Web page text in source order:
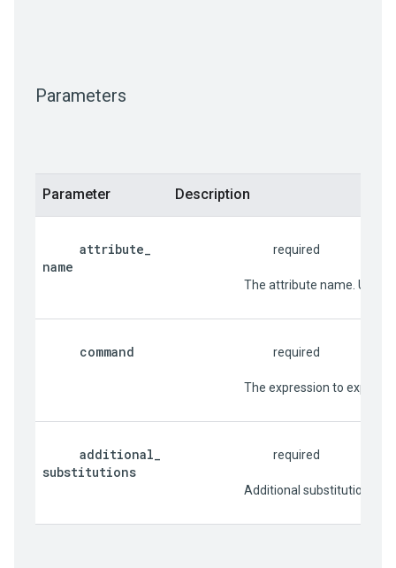
Parameters
Parameter Description
attribute
name
                                     required
The attribute name.
command
                                     required
The expression to
additional
substitutions
                                     required
Additional